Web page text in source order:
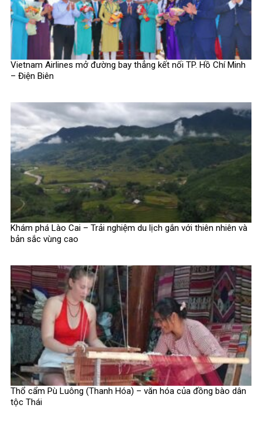
Vietnam Airlines mở đường bay thẳng kết nối TP. Hồ Chí Minh
– Điện Biên
Khám phá Lào Cai – Trải nghiệm du lịch gắn với thiên nhiên và
bản sắc vùng cao
Thổ cẩm Pù Luông (Thanh Hóa) – văn hóa của đồng bào dân
tộc Thái